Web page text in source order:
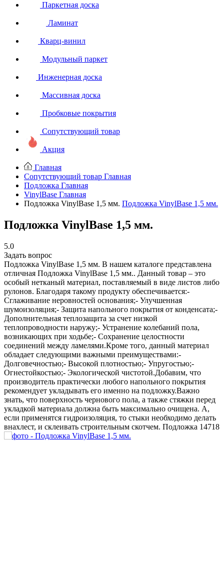
Паркетная доска
Ламинат
Кварц-винил
Модульный паркет
Инженерная доска
Массивная доска
Пробковые покрытия
Сопутствующий товар
Акция
Главная
Сопутствующий товар Главная
Подложка Главная
VinylBase Главная
Подложка VinylBase 1,5 мм. Подложка VinylBase 1,5 мм.
Подложка VinylBase 1,5 мм.
5.0
Задать вопрос
Подложка VinylBase 1,5 мм. В нашем каталоге представлена
отличная Подложка VinylBase 1,5 мм.. Данный товар – это
особый нетканый материал, поставляемый в виде листов либо
рулонов. Благодаря такому продукту обеспечивается:-
Сглаживание неровностей основания;- Улучшенная
шумоизоляция;- Защита напольного покрытия от конденсата;-
Дополнительная теплозащита за счет низкой
теплопроводности наружу;- Устранение колебаний пола,
возникающих при ходьбе;- Сохранение целостности
соединений между ламелями.Кроме того, данный материал
обладает следующими важными преимуществами:-
Долговечностью;- Высокой плотностью;- Упругостью;-
Огнестойкостью;- Экологической чистотой.Добавим, что
производитель практически любого напольного покрытия
рекомендует укладывать его именно на подложку.Важно
знать, что поверхность чернового пола, а также стяжки перед
укладкой материала должна быть максимально очищена. А,
если применятся гидроизоляция, то стыки необходимо делать
внахлест, и склеивать строительным скотчем. Подложка 14718